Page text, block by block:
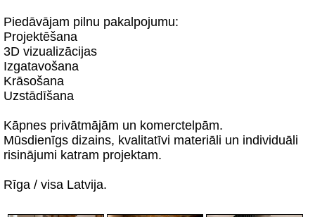
Piedāvājam pilnu pakalpojumu:
Projektēšana
3D vizualizācijas
Izgatavošana
Krāsošana
Uzstādīšana
Kāpnes privātmājām un komerctelpām.
Mūsdienīgs dizains, kvalitatīvi materiāli un individuāli
risinājumi katram projektam.
Rīga / visa Latvija.